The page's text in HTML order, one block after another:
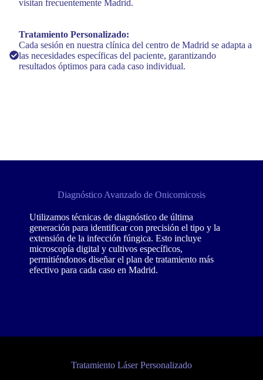
visitan frecuentemente Madrid.
Tratamiento Personalizado:
Cada sesión en nuestra clínica del centro de Madrid se adapta a
las necesidades específicas del paciente, garantizando
resultados óptimos para cada caso individual.
Diagnóstico Avanzado de Onicomicosis
Utilizamos técnicas de diagnóstico de última
generación para identificar con precisión el tipo y la
extensión de la infección fúngica. Esto incluye
microscopía digital y cultivos específicos,
permitiéndonos diseñar el plan de tratamiento más
efectivo para cada caso en Madrid.
Tratamiento Láser Personalizado